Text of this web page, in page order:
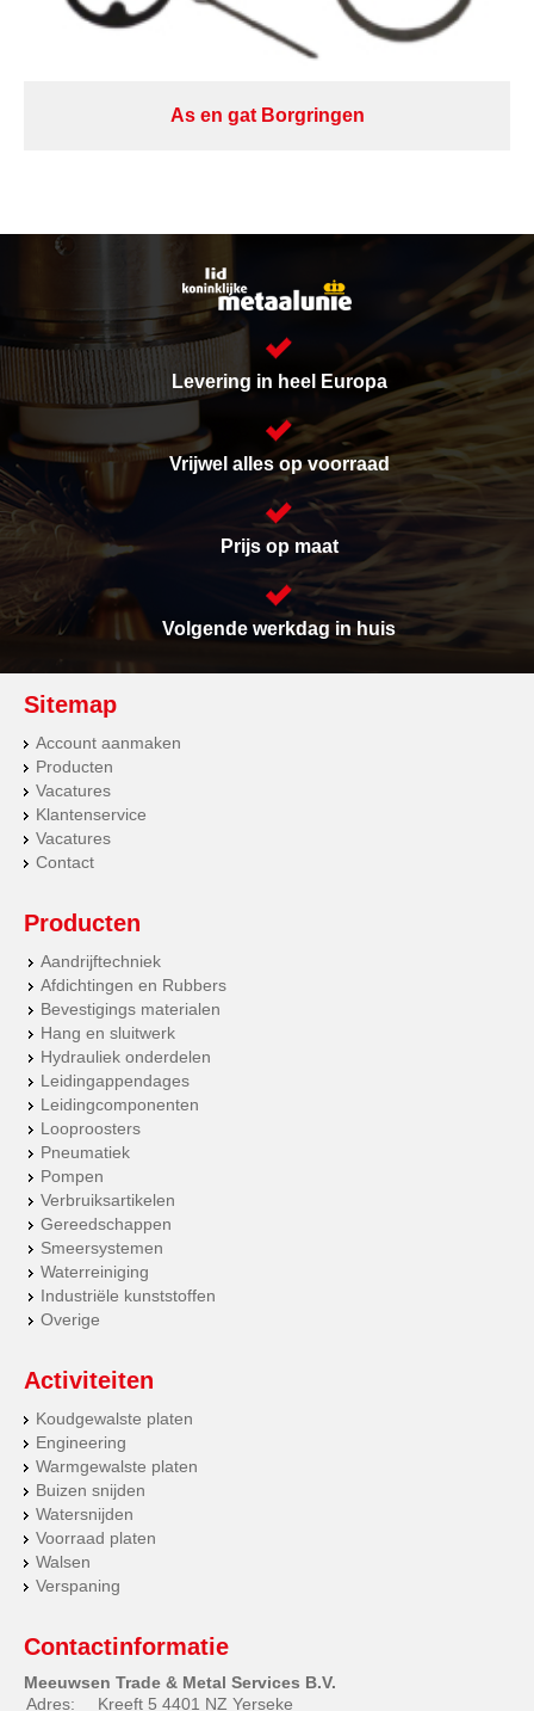
As en gat Borgringen
Levering in heel Europa
Vrijwel alles op voorraad
Prijs op maat
Volgende werkdag in huis
Sitemap
Account aanmaken
Producten
Vacatures
Klantenservice
Vacatures
Contact
Producten
Aandrijftechniek
Afdichtingen en Rubbers
Bevestigings materialen
Hang en sluitwerk
Hydrauliek onderdelen
Leidingappendages
Leidingcomponenten
Looproosters
Pneumatiek
Pompen
Verbruiksartikelen
Gereedschappen
Smeersystemen
Waterreiniging
Industriële kunststoffen
Overige
Activiteiten
Koudgewalste platen
Engineering
Warmgewalste platen
Buizen snijden
Watersnijden
Voorraad platen
Walsen
Verspaning
Contactinformatie
Meeuwsen Trade & Metal Services B.V.
Adres:
Kreeft 5 4401 NZ Yerseke